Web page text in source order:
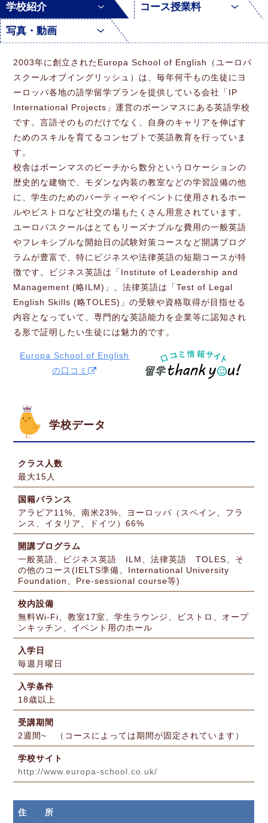
学校紹介
コース授業料
写真・動画
2003年に創立されたEuropa School of English（ユーロパ
スクールオブイングリッシュ）は、毎年何千もの生徒にヨ
ーロッパ各地の語学留学プランを提供している会社「IP
International Projects」運営のボーンマスにある英語学校
です。言語そのものだけでなく、自身のキャリアを伸ばす
ためのスキルを育てるコンセプトで英語教育を行っていま
す。
校舎はボーンマスのビーチから数分というロケーションの
歴史的な建物で、モダンな内装の教室などの学習設備の他
に、学生のためのパーティーやイベントに使用されるホー
ルやビストロなど社交の場もたくさん用意されています。
ユーロパスクールはとてもリーズナブルな費用の一般英語
やフレキシブルな開始日の試験対策コースなど開講プログ
ラムが豊富で、特にビジネスや法律英語の短期コースが特
徴です。ビジネス英語は「Institute of Leadership and
Management (略ILM)」、法律英語は「Test of Legal
English Skills (略TOLES)」の受験や資格取得が目指せる
内容となっていて、専門的な英語能力を企業等に認知され
る形で証明したい生徒には魅力的です。
Europa School of English
の口コミ
学校データ
クラス人数
最大15人
国籍バランス
アラビア11%、南米23%、ヨーロッパ（スペイン、フラ
ンス、イタリア、ドイツ）66%
開講プログラム
一般英語、ビジネス英語 ILM、法律英語 TOLES、そ
の他のコース(IELTS準備、International University
Foundation、Pre-sessional course等)
校内設備
無料Wi-Fi、教室17室、学生ラウンジ、ビストロ、オープ
ンキッチン、イベント用のホール
入学日
毎週月曜日
入学条件
18歳以上
受講期間
2週間~ （コースによっては期間が固定されています）
学校サイト
http://www.europa-school.co.uk/
住 所